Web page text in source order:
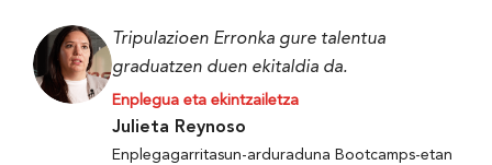
Tripulazioen Erronka gure talentua
graduatzen duen ekitaldia da.
Enplegua eta ekintzailetza
Julieta Reynoso
Enplegagarritasun-arduraduna Bootcamps-etan